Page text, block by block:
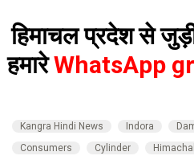
हिमाचल प्रदेश से
हमारेWhatsApp
Kangra Hindi News Indora
Consumers
Cylinder